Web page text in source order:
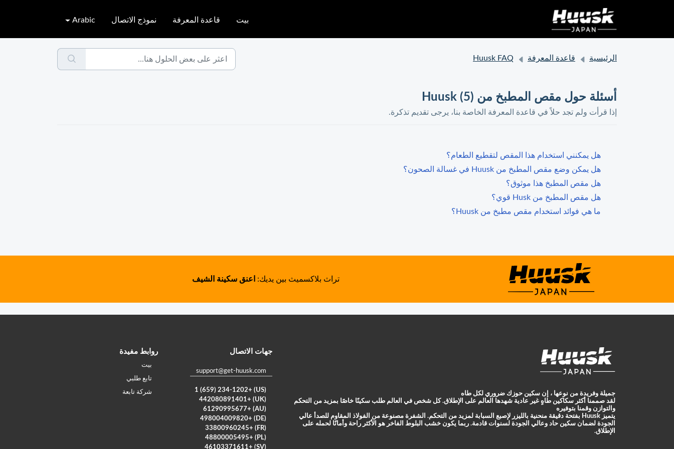
بيت قاعدة المعرفة نموذج الاتصال Arabic
الرئيسية قاعدة المعرفة Huusk FAQ
أسئلة حول مقص المطبخ من Huusk (5)
إذا قرأت ولم تجد حلاً في قاعدة المعرفة الخاصة بنا، يرجى تقديم تذكرة.
هل يمكنني استخدام هذا المقص لتقطيع الطعام؟
هل يمكن وضع مقص المطبخ من Huusk في غسالة الصحون؟
هل مقص المطبخ هذا موثوق؟
هل مقص المطبخ من Husk قوي؟
ما هي فوائد استخدام مقص مطبخ من Huusk؟
تراث بلاكسميث بين يديك: اعنق سكينة الشيف
جميلة وفريدة من نوعها ، إن سكين حوزك ضروري لكل طاه
لقد صممنا أكثر سكاكين طاهٍ غير عادية شهدها العالم على الإطلاق. كل شخص في العالم طلب سكينًا خاصًا بمزيد من التحكم
والتوازن وقمنا بتوفيره
يتميز Huusk بفتحة دقيقة منحنية بالليزر لإصبع السبابة لمزيد من التحكم. الشفرة مصنوعة من الفولاذ المقاوم للصدأ عالي
الجودة لضمان سكين حاد وعالي الجودة لسنوات قادمة. ربما يكون خشب البلوط الفاخر هو الأكثر راحة وأمانًا لحمله على
الإطلاق.
جهات الاتصال
support@get-huusk.com
(US) +1 (659) 234-1202
(UK) +442080891401
(AU) +61290995677
(DE) +498004009820
(FR) +33800960245
(PL) +48800005495
(SV) +46103371611
روابط مفيدة
بيت
تابع طلبي
شركة تابعة